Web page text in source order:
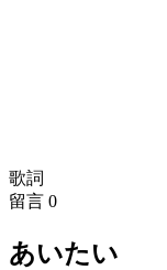
歌詞
留言 0
あいたい